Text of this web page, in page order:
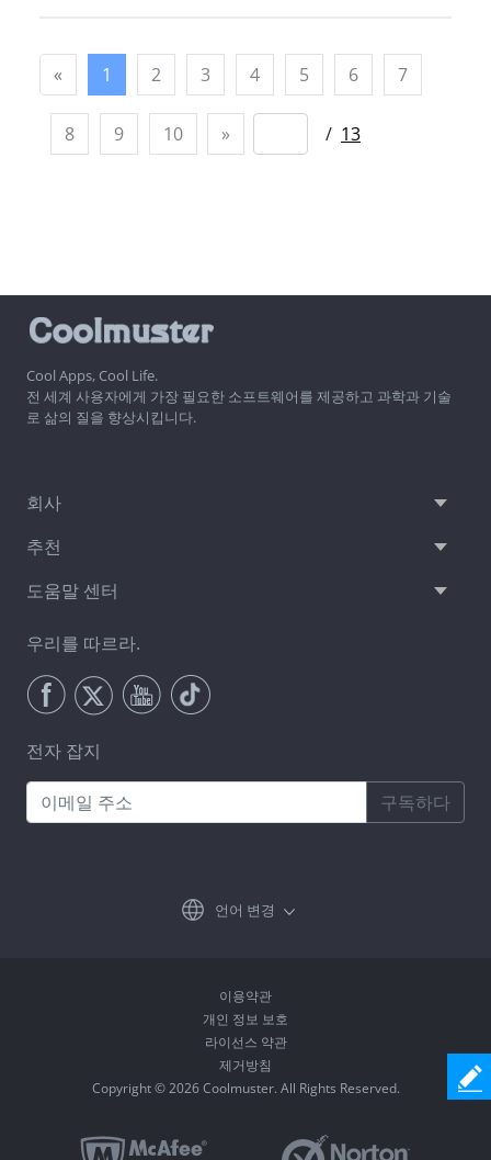
« 1 2 3 4 5 6 7
8 9 10 » / 13
Cool Apps, Cool Life.
전 세계 사용자에게 가장 필요한 소프트웨어를 제공하고 과학과 기술
로 삶의 질을 향상시킵니다.
회사
추천
도움말 센터
우리를 따르라.
전자 잡지
구독하다
언어 변경
이용약관
개인 정보 보호
라이선스 약관
제거방침
Copyright © 2026 Coolmuster. All Rights Reserved.